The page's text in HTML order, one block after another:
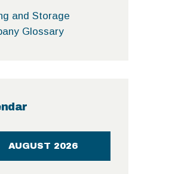
and Storage
Glossary
AUGUST 2026